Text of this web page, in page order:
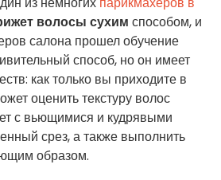
волосы сухим способом, и
салона прошел обучение
способ, но он имеет
как только вы приходите в
оценить текстуру волос
с вьющимися и кудрявыми
срез, а также выполнить
образом.